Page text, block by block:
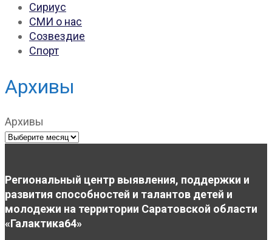
Сириус
СМИ о нас
Созвездие
Спорт
Архивы
Архивы
Региональный центр выявления, поддержки и
развития способностей и талантов детей и
молодежи на территории Саратовской области
«Галактика64»